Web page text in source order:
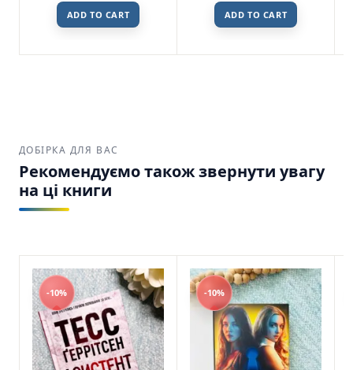
Rated
out
rating
ADD TO CART
Rated
out
ratings
ADD TO CART
ДОБІРКА ДЛЯ ВАС
Рекомендуємо також звернути увагу
на ці книги
-10% -10%